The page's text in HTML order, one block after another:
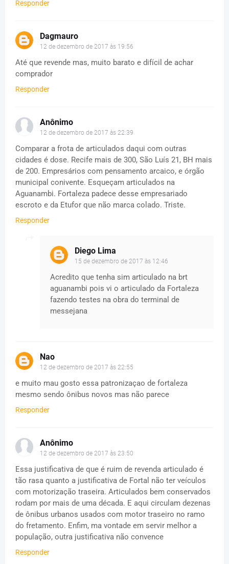
Responder
Dagmauro
12 de dezembro de 2017 às 19:56
Até que revende mas, muito barato e difícil de achar
comprador
Responder
Anônimo
12 de dezembro de 2017 às 22:39
Comparar a frota de articulados daqui com outras
cidades é dose. Recife mais de 300, São Luís 21, BH mais
de 200. Empresários com pensamento arcaico, e órgão
municipal conivente. Esqueçam articulados na
Aguanambi. Fortaleza padece desse empresariado
escroto e da Etufor que não marca colado. Triste.
Responder
Diego Lima
15 de dezembro de 2017 às 12:46
Acredito que tenha sim articulado na brt
aguanambi pois vi o articulado da Fortaleza
fazendo testes na obra do terminal de
messejana
Nao
12 de dezembro de 2017 às 22:55
e muito mau gosto essa patronizaçao de fortaleza
mesmo sendo ônibus novos mas não parece
Responder
Anônimo
12 de dezembro de 2017 às 23:50
Essa justificativa de que é ruim de revenda articulado é
tão rasa quanto a justificativa de Fortal não ter veículos
com motorização traseira. Articulados bem conservados
rodam por mais de uma década. E aqui circulam dezenas
de ônibus urbanos usados com motor traseiro no ramo
do fretamento. Enfim, ma vontade em servir melhor a
população, outra justificativa não convence
Responder